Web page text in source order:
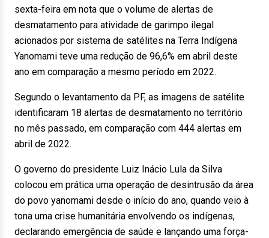
sexta-feira em nota que o volume de alertas de
desmatamento para atividade de garimpo ilegal
acionados por sistema de satélites na Terra Indígena
Yanomami teve uma redução de 96,6% em abril deste
ano em comparação a mesmo período em 2022.
Segundo o levantamento da PF, as imagens de satélite
identificaram 18 alertas de desmatamento no território
no mês passado, em comparação com 444 alertas em
abril de 2022.
O governo do presidente Luiz Inácio Lula da Silva
colocou em prática uma operação de desintrusão da área
do povo yanomami desde o início do ano, quando veio à
tona uma crise humanitária envolvendo os indígenas,
declarando emergência de saúde e lançando uma força-